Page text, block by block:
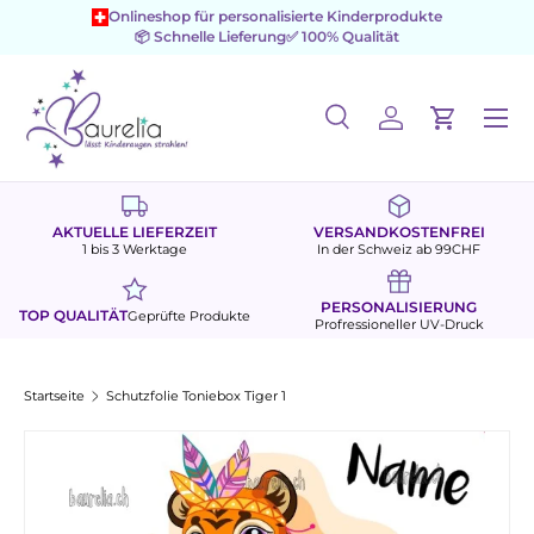
Direkt zum Inhalt
Onlineshop für personalisierte Kinderprodukte
📦 Schnelle Lieferung✅ 100% Qualität
Suchen
SucheEinloggen
Menü
AKTUELLE LIEFERZEIT
1 bis 3 Werktage
VERSANDKOSTENFREI
In der Schweiz ab 99CHF
TOP QUALITÄTGeprüfte Produkte PERSONALISIERUNG
Profressioneller UV-Druck
Startseite Schutzfolie Toniebox Tiger 1